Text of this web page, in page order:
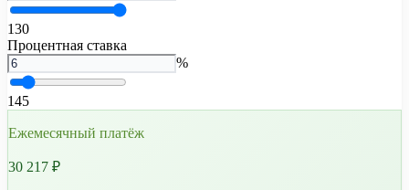
130
Процентная ставка
%
145
Ежемесячный платёж
30 217 ₽